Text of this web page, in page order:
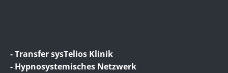
- Transfer sysTelios Klinik
- Hypnosystemisches Netzwerk